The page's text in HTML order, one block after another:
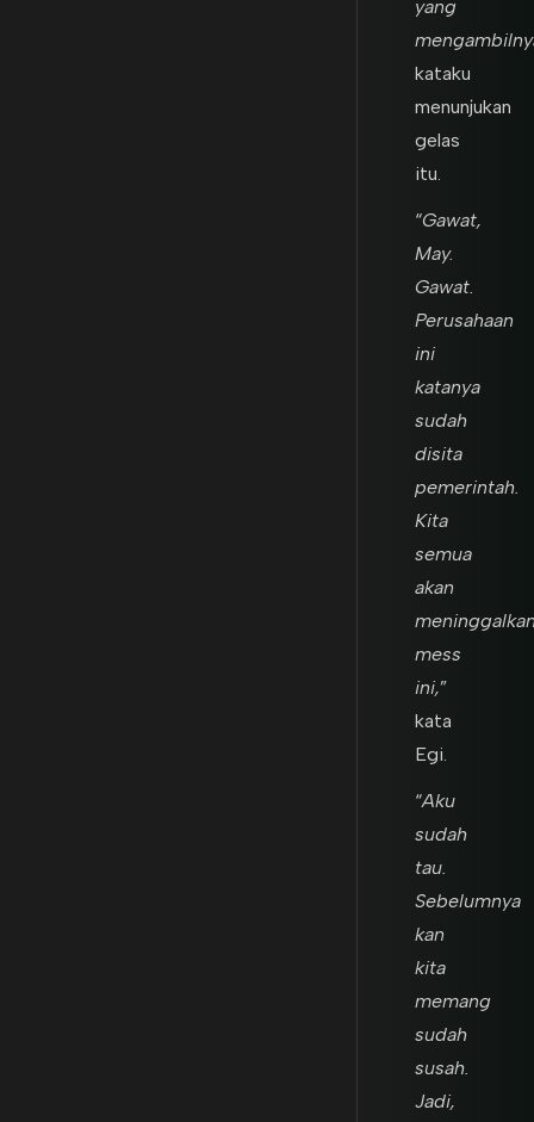
yang
kataku
menunjukan
gelas
itu.
“Gawat,
May.
Gawat.
Perusahaan
ini
katanya
sudah
disita
pemerintah.
Kita
semua
akan
mess
ini,”
kata
Egi.
“Aku
sudah
tau.
Sebelumnya
kan
kita
memang
sudah
susah.
Jadi,